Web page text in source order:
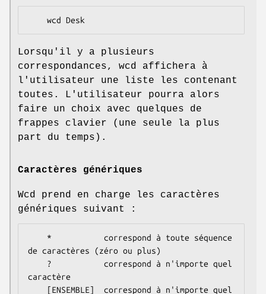
Lorsqu'il y a plusieurs
correspondances, wcd affichera à
l'utilisateur une liste les contenant
toutes. L'utilisateur pourra alors
faire un choix avec quelques de
frappes clavier (une seule la plus
part du temps).
Caractères génériques
Wcd prend en charge les caractères
génériques suivant :
de caractères (zéro ou plus)
caractère